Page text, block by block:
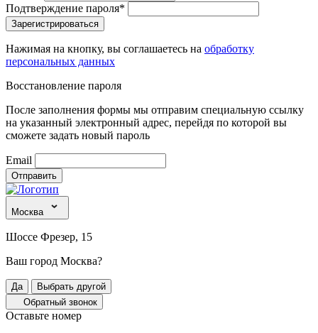
Подтверждение пароля*
Зарегистрироваться
Нажимая на кнопку, вы соглашаетесь на обработку
персональных данных
Восстановление пароля
После заполнения формы мы отправим специальную ссылку
на указанный электронный адрес, перейдя по которой вы
сможете задать новый пароль
Email
Отправить
Москва
Шоссе Фрезер, 15
Ваш город Москва?
Да
Выбрать другой
Обратный звонок
Оставьте номер